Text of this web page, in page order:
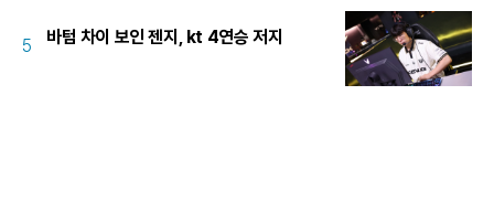
5 바텀 차이 보인 젠지, kt 4연승 저지